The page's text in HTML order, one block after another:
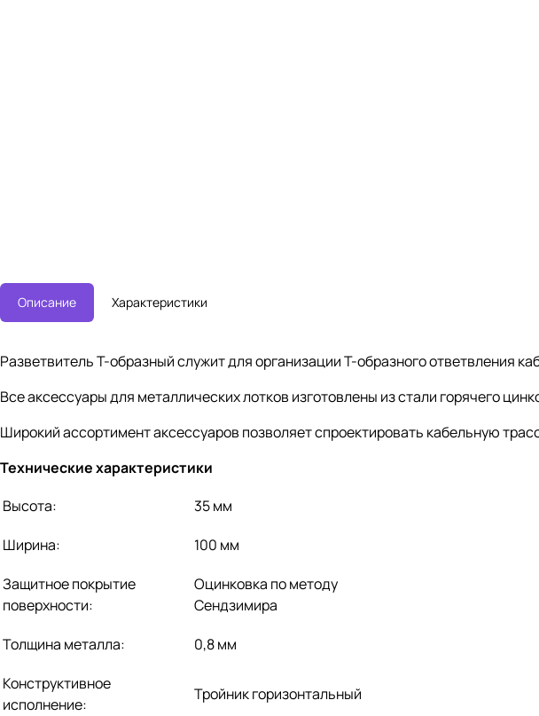
Описание Характеристики
Разветвитель Т-образный служит для организации Т-образного ответвления
Все аксессуары для металлических лотков изготовлены из стали горячего
Широкий ассортимент аксессуаров позволяет спроектировать кабельную
Технические характеристики
Высота:
35 мм
Ширина:
100 мм
Защитное покрытие
поверхности:
Оцинковка по методу
Сендзимира
Толщина металла:
0,8 мм
Конструктивное
исполнение:
Тройник горизонтальный